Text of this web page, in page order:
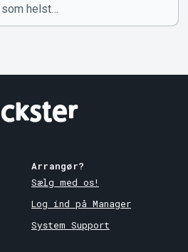
Arrangør?
Sælg med os!
Log ind på Manager
System Support